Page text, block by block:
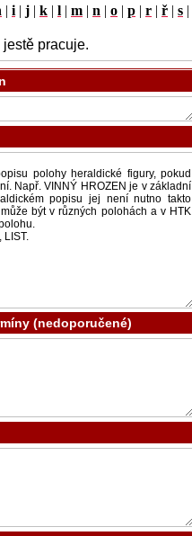
| i | j | k | l | m | n | o | p | r | ř | s |
jestě pracuje.
(nedoporučené)